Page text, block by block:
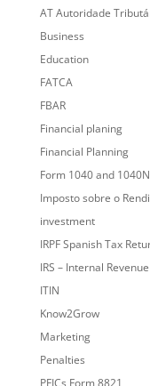
AT Autoridade
Business
Education
FATCA
FBAR
Financial planing
Financial Planning
Form 1040 and
Imposto sobre o
investment
IRPF Spanish Tax
IRS – Internal
ITIN
Know2Grow
Marketing
Penalties
PFICs Form 8821